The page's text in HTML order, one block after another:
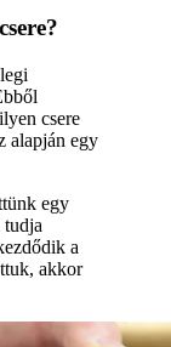
csere
alapján egy
egy
tudja
a
akkor